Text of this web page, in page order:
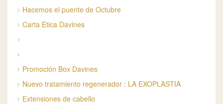
Hacemos el puente de Octubre
Carta Etica Davines
Promoción Box Davines
Nuevo tratamiento regenerador : LA EXOPLASTIA
Extensiones de cabello